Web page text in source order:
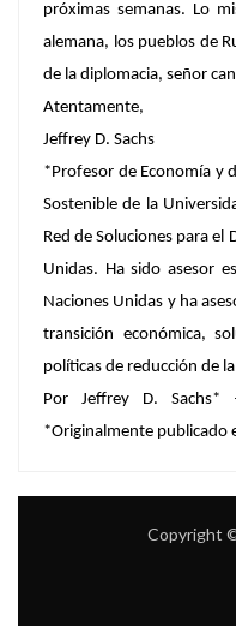
próximas semanas. Lo
alemana, los pueblos de
de la diplomacia, señor
Atentamente,
Jeffrey D. Sachs
*Profesor de Economía y
Sostenible de la
Red de Soluciones para el
Unidas. Ha sido asesor
Naciones Unidas y ha
transición económica,
políticas de reducción de
Por Jeffrey D. Sachs*
*Originalmente publicado
Copyright